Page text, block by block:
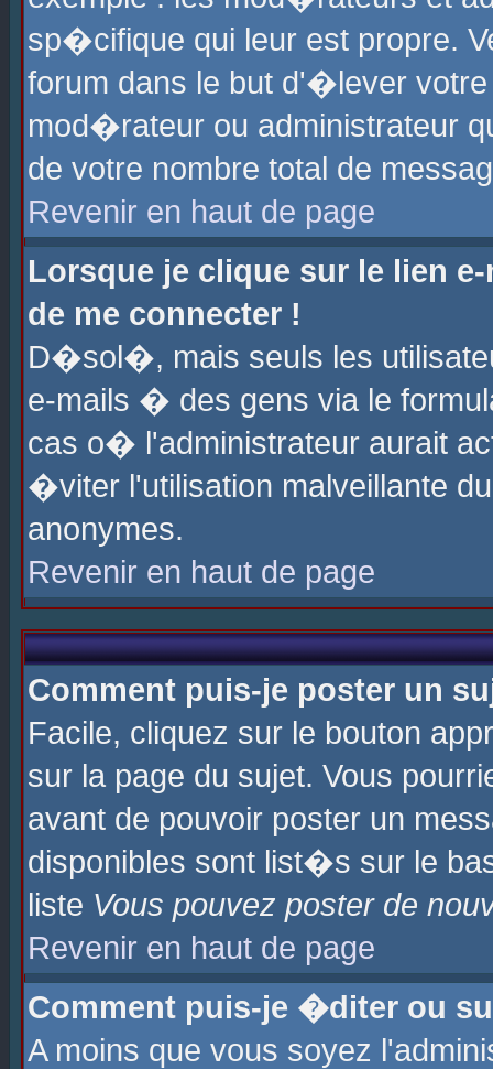
sp�cifique qui leur est propre.
forum dans le but d'�lever
mod�rateur ou administrateur
de votre nombre total de
Revenir en haut de page
Lorsque je clique sur le lien
de me connecter !
D�sol�, mais seuls les
e-mails � des gens via le
cas o� l'administrateur aurait
�viter l'utilisation malveillante
anonymes.
Revenir en haut de page
Comment puis-je poster un
Facile, cliquez sur le bouton
sur la page du sujet. Vous
avant de pouvoir poster un
disponibles sont list�s sur le
liste Vous pouvez poster de
Revenir en haut de page
Comment puis-je �diter ou
A moins que vous soyez